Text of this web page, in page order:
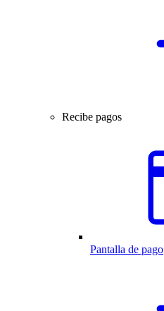
Recibe pagos
Pantalla de pago